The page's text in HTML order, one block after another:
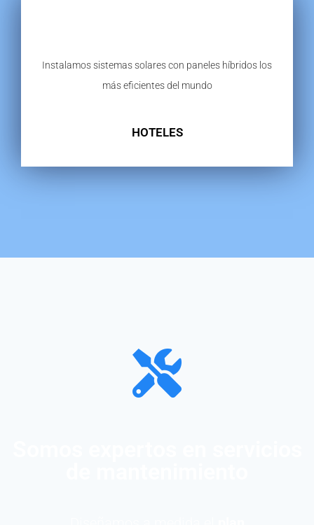
Instalamos sistemas solares con paneles híbridos los
más eficientes del mundo
HOTELES